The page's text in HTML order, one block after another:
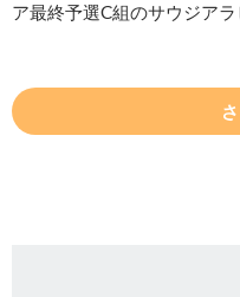
ア最終予選C組のサウジア